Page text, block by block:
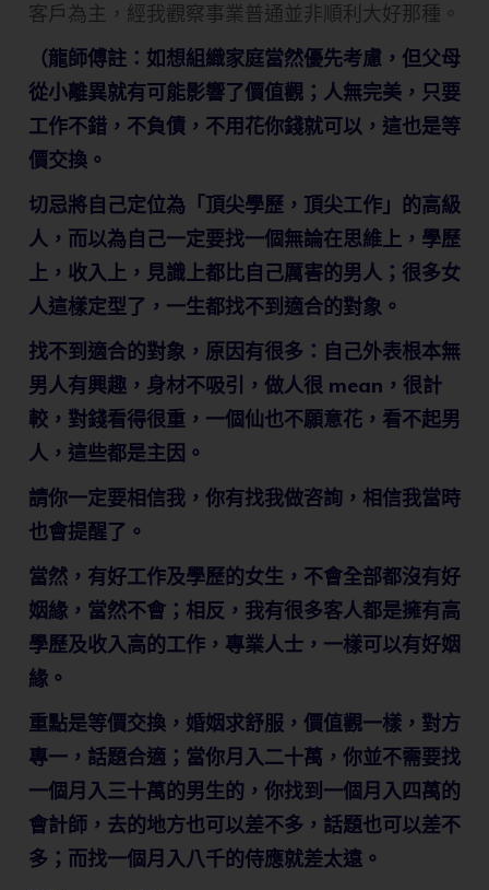
客戶為主，經我觀察事業普通並非順利大好那種。
（龍師傅註：如想組織家庭當然優先考慮，但父母
從小離異就有可能影響了價值觀；人無完美，只要
工作不錯，不負債，不用花你錢就可以，這也是等
價交換。
切忌將自己定位為「頂尖學歷，頂尖工作」的高級
人，而以為自己一定要找一個無論在思維上，學歷
上，收入上，見識上都比自己厲害的男人；很多女
人這樣定型了，一生都找不到適合的對象。
找不到適合的對象，原因有很多：自己外表根本無
男人有興趣，身材不吸引，做人很 mean，很計
較，對錢看得很重，一個仙也不願意花，看不起男
人，這些都是主因。
請你一定要相信我，你有找我做咨詢，相信我當時
也會提醒了。
當然，有好工作及學歷的女生，不會全部都沒有好
姻緣，當然不會；相反，我有很多客人都是擁有高
學歷及收入高的工作，專業人士，一樣可以有好姻
緣。
重點是等價交換，婚姻求舒服，價值觀一樣，對方
專一，話題合適；當你月入二十萬，你並不需要找
一個月入三十萬的男生的，你找到一個月入四萬的
會計師，去的地方也可以差不多，話題也可以差不
多；而找一個月入八千的侍應就差太遠。